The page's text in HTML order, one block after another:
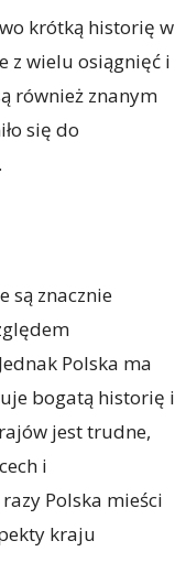
krótką historię w
z wielu osiągnięć i
również znanym
się do
są znacznie
Polska ma
bogatą historię i
jest trudne,
i
Polska mieści
kraju